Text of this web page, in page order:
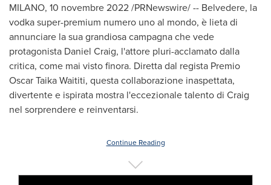
MILANO, 10 novembre 2022/PRNewswire/ -- Belvedere, la
vodka super-premium numero uno al mondo, è lieta di
annunciare la sua grandiosa campagna che vede
protagonista Daniel Craig, l'attore pluri-acclamato dalla
critica, come mai visto finora. Diretta dal regista Premio
Oscar Taika Waititi, questa collaborazione inaspettata,
divertente e ispirata mostra l'eccezionale talento di Craig
nel sorprendere e reinventarsi.
Continue Reading